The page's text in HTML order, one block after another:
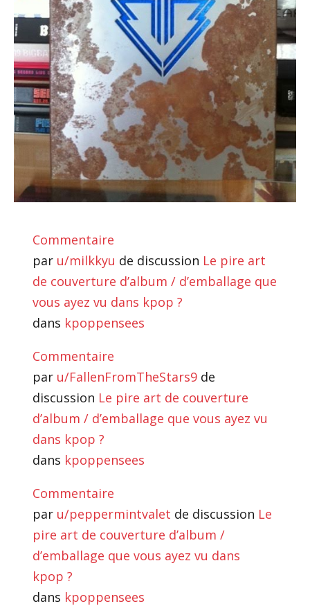
Commentaire
par u/milkkyu de discussion Le pire art
de couverture d’album / d’emballage que
vous ayez vu dans kpop ?
dans kpoppensees
Commentaire
par u/FallenFromTheStars9de
discussion Le pire art de couverture
d’album / d’emballage que vous ayez vu
dans kpop ?
dans kpoppensees
Commentaire
par u/peppermintvalet de discussion Le
pire art de couverture d’album /
d’emballage que vous ayez vu dans
kpop ?
dans kpoppensees